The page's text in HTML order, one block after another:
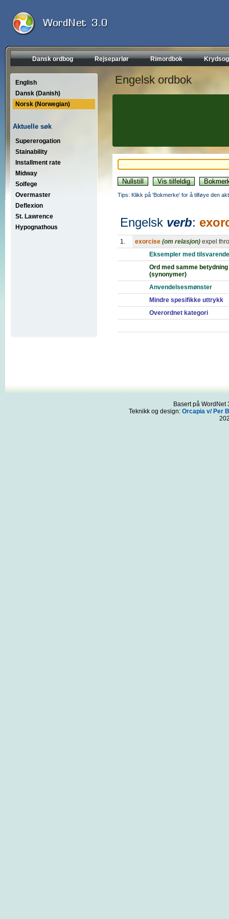
Dansk ordbog Rejseparlør Rimordbok
English
Dansk (Danish)
Norsk (Norwegian)
Aktuelle søk
Supererogation
Stainability
Installment rate
Midway
Solfege
Overmaster
Deflexion
St. Lawrence
Hypognathous
Engelsk ordbok
Tips: Klikk på 'Bokmerke' for å tilføye den
Engelsk verb:
1. exorcise (om relasjon) expel
Eksempler med
Ord med samme betydning
(synonymer)
Anvendelsesmønster
Mindre spesifikke uttrykk
Overordnet kategori
Basert på
Teknikk og design: Orcapia v/ Per